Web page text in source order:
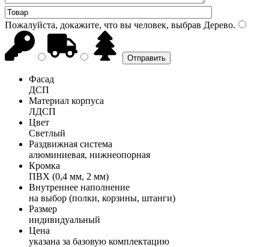
Пожалуйста, докажите, что вы человек, выбрав Дерево.
Фасад
ДСП
Материал корпуса
ЛДСП
Цвет
Светлый
Раздвижная система
алюминиевая, нижнеопорная
Кромка
ПВХ (0,4 мм, 2 мм)
Внутреннее наполнение
на выбор (полки, корзины, штанги)
Размер
индивидуальный
Цена
указана за базовую комплектацию